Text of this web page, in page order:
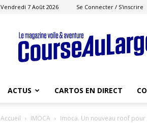
Vendredi 7 Août 2026 Se Connecter / S'inscrire
Course
au
Large
ACTUS CARTOS EN DIRECT
Accueil IMOCA Imoca. Un nouveau roof pour